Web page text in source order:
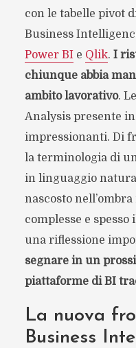
con le tabelle pivot
Business
Power BIe Qlik. I
chiunque abbia
ambito lavorativo.
Analysis presente in
impressionanti. Di
la terminologia di
in linguaggio
nascosto
complesse e
una riflessione
segnare in un
piattaforme di BI
La nuova
Business